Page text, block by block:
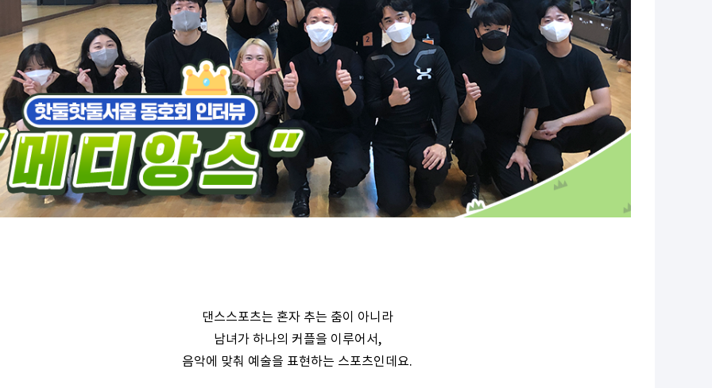
댄스스포츠는 혼자 추는 춤이 아니라
남녀가 하나의 커플을 이루어서,
음악에 맞춰 예술을 표현하는 스포츠인데요.